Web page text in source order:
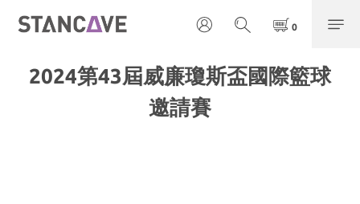
2024第43屆威廉瓊斯盃國際籃球
邀請賽